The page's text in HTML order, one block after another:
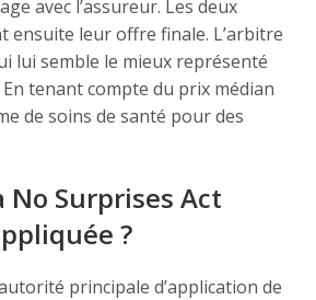
avec l’assureur. Les deux
ensuite leur offre finale. L’arbitre
lui semble le mieux représenté
tenant compte du prix médian
de soins de santé pour des
No Surprises Act
?
principale d’application de